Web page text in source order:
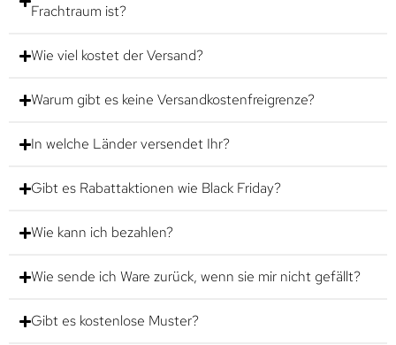
Frachtraum ist?
Wie viel kostet der Versand?
Warum gibt es keine Versandkostenfreigrenze?
In welche Länder versendet Ihr?
Gibt es Rabattaktionen wie Black Friday?
Wie kann ich bezahlen?
Wie sende ich Ware zurück, wenn sie mir nicht gefällt?
Gibt es kostenlose Muster?